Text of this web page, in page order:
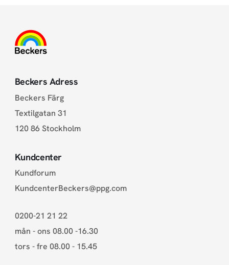
Beckers Adress
Beckers Färg
Textilgatan 31
120 86 Stockholm
Kundcenter
Kundforum
KundcenterBeckers@ppg.com
0200-21 21 22
mån - ons 08.00 -16.30
tors - fre 08.00 - 15.45